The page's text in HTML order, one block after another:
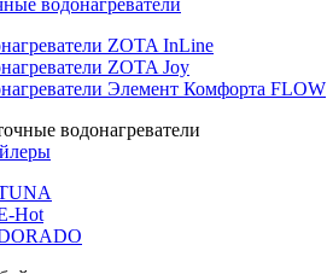
ZOTA InLine
ZOTA Joy
Элемент Комфорта FLOW
Hot